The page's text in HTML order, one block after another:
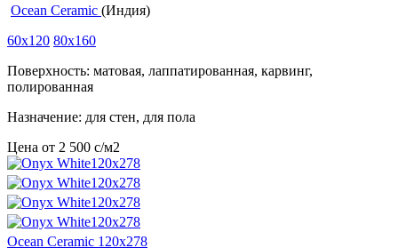
Ocean Ceramic (Индия)
60x120 80x160
Поверхность: матовая, лаппатированная, карвинг,
полированная
Назначение: для стен, для пола
Цена от 2 500 c/м2
Ocean Ceramic 120х278